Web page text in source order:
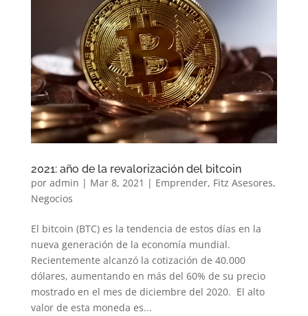
2021: año de la revalorización del bitcoin
por admin | Mar 8, 2021 | Emprender, Fitz Asesores,
Negocios
El bitcoin (BTC) es la tendencia de estos días en la
nueva generación de la economía mundial.
Recientemente alcanzó la cotización de 40.000
dólares, aumentando en más del 60% de su precio
mostrado en el mes de diciembre del 2020. El alto
valor de esta moneda es...